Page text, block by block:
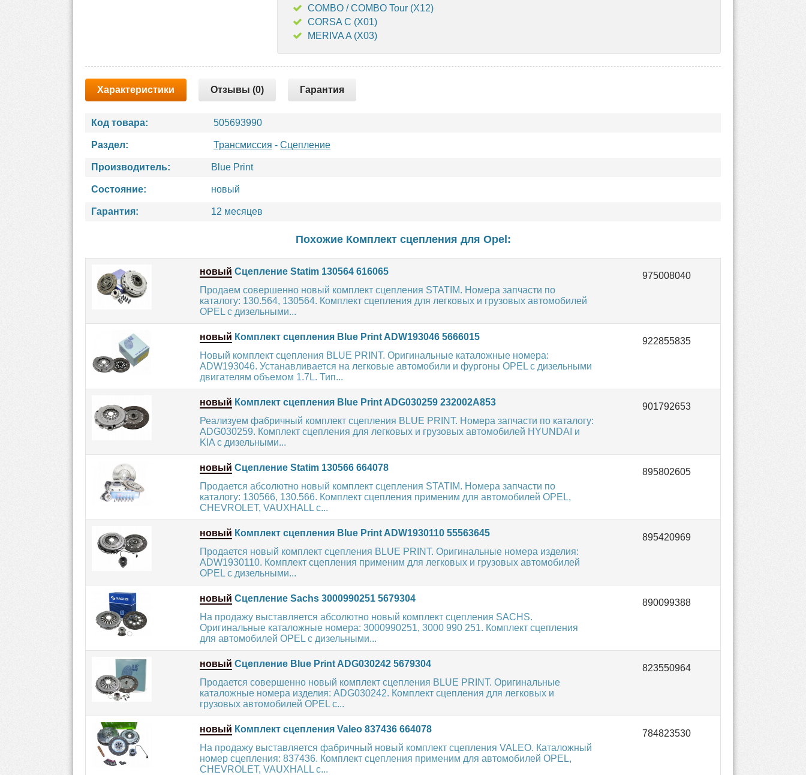
COMBO / COMBO Tour (X12)
CORSA C (X01)
MERIVA A (X03)
Характеристики Отзывы (0) Гарантия
Код товара: 505693990
Раздел: Трансмиссия - Сцепление
Производитель: Blue Print
Состояние: новый
Гарантия: 12 месяцев
Похожие Комплект сцепления для Opel :
новый Сцепление Statim 130564 616065
Продаем совершенно новый комплект сцепления STATIM. Номера запчасти по
каталогу: 130.564, 130564. Комплект сцепления для легковых и грузовых автомобилей
OPEL с дизельными...
новый Комплект сцепления Blue Print ADW193046 5666015
Новый комплект сцепления BLUE PRINT. Оригинальные каталожные номера:
ADW193046. Устанавливается на легковые автомобили и фургоны OPEL с дизельными
двигателям объемом 1.7L. Тип...
новый Комплект сцепления Blue Print ADG030259 232002A853
Реализуем фабричный комплект сцепления BLUE PRINT. Номера запчасти по каталогу:
ADG030259. Комплект сцепления для легковых и грузовых автомобилей HYUNDAI и
KIA с дизельными...
новый Сцепление Statim 130566 664078
Продается абсолютно новый комплект сцепления STATIM. Номера запчасти по
каталогу: 130566, 130.566. Комплект сцепления применим для автомобилей OPEL,
CHEVROLET, VAUXHALL с...
новый Комплект сцепления Blue Print ADW1930110 55563645
Продается новый комплект сцепления BLUE PRINT. Оригинальные номера изделия:
ADW1930110. Комплект сцепления применим для легковых и грузовых автомобилей
OPEL с дизельными...
новый Сцепление Sachs 3000990251 5679304
На продажу выставляется абсолютно новый комплект сцепления SACHS.
Оригинальные каталожные номера: 3000990251, 3000 990 251. Комплект сцепления
для автомобилей OPEL с дизельными...
новый Сцепление Blue Print ADG030242 5679304
Продается совершенно новый комплект сцепления BLUE PRINT. Оригинальные
каталожные номера изделия: ADG030242. Комплект сцепления для легковых и
грузовых автомобилей OPEL с...
новый Комплект сцепления Valeo 837436 664078
На продажу выставляется фабричный новый комплект сцепления VALEO. Каталожный
номер сцепления: 837436. Комплект сцепления применим для автомобилей OPEL,
CHEVROLET, VAUXHALL с...